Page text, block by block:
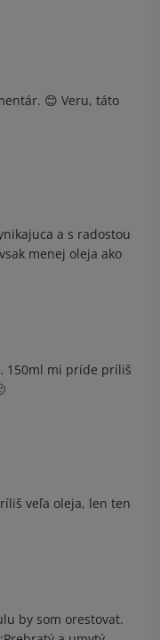
😊 Veru, táto
a s radostou
menej oleja ako
150ml mi príde príliš
veľa oleja, len ten
by som orestovat.